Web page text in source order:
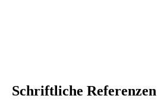
Schriftliche Referenzen